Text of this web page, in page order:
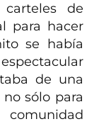
de
para hacer
se había
de una
sólo para